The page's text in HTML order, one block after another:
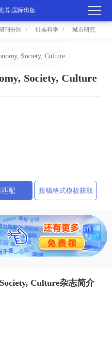
荐,国际出版
刊分区 社会科学 城市研究
Society, Culture
匹配 投稿格式模板获取
Culture杂志简介